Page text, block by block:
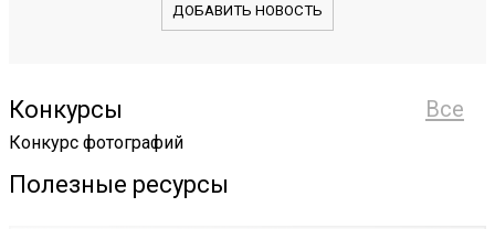
ДОБАВИТЬ НОВОСТЬ
Все
Конкурсы
Конкурс фотографий
Полезные ресурсы